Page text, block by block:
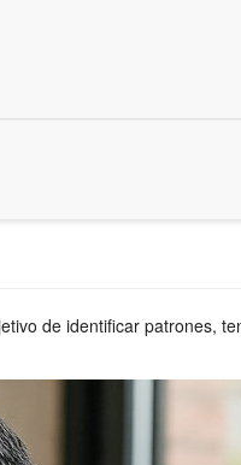
de identificar patrones,